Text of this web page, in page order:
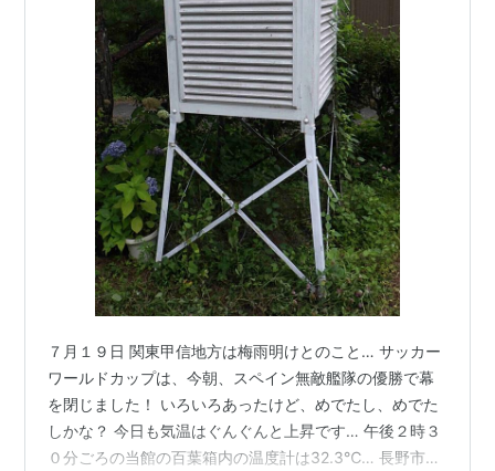
７月１９日 関東甲信地方は梅雨明けとのこと… サッカー
ワールドカップは、今朝、スペイン無敵艦隊の優勝で幕
を閉じました！ いろいろあったけど、めでたし、めでた
しかな？ 今日も気温はぐんぐんと上昇です… 午後２時３
０分ごろの当館の百葉箱内の温度計は32.3℃… 長野市街